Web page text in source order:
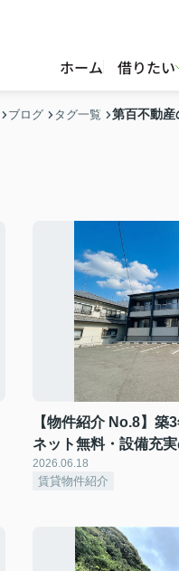
ホーム 借りたい
ブログ タグ一覧 第百不動産
【物件紹介 No.8】築
ネット無料・設備充
2026.06.18
賃貸物件紹介